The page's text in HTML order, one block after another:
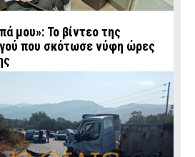
μου»: Το βίντεο της
που σκότωσε νύφη ώρες